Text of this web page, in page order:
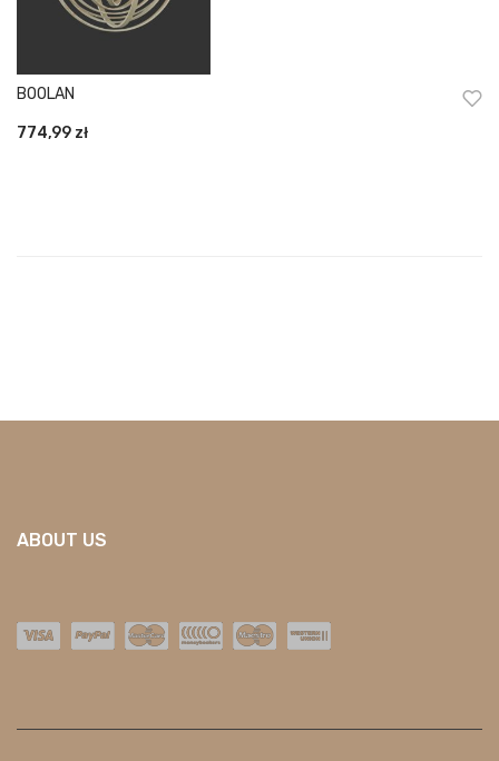
BOOLAN
774,99 zł
ABOUT US